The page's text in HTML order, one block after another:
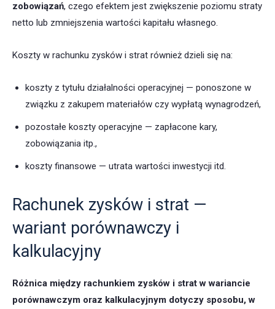
zobowiązań, czego efektem jest zwiększenie poziomu straty
netto lub zmniejszenia wartości kapitału własnego.
Koszty w rachunku zysków i strat również dzieli się na:
koszty z tytułu działalności operacyjnej — ponoszone w
związku z zakupem materiałów czy wypłatą wynagrodzeń,
pozostałe koszty operacyjne — zapłacone kary,
zobowiązania itp.,
koszty finansowe — utrata wartości inwestycji itd.
Rachunek zysków i strat —
wariant porównawczy i
kalkulacyjny
Różnica między rachunkiem zysków i strat w wariancie
porównawczym oraz kalkulacyjnym dotyczy sposobu, w